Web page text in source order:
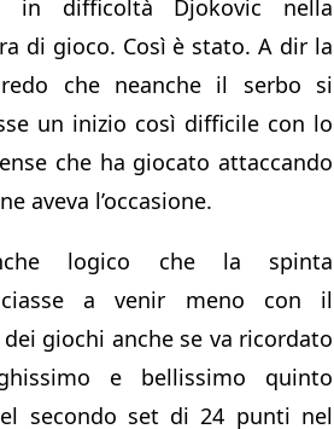
in difficoltà Djokovic nella
di gioco. Così è stato. A dir la
che neanche il serbo si
un inizio così difficile con lo
che ha giocato attaccando
aveva l’occasione.
logico che la spinta
a venir meno con il
dei giochi anche se va ricordato
e bellissimo quinto
secondo set di 24 punti nel